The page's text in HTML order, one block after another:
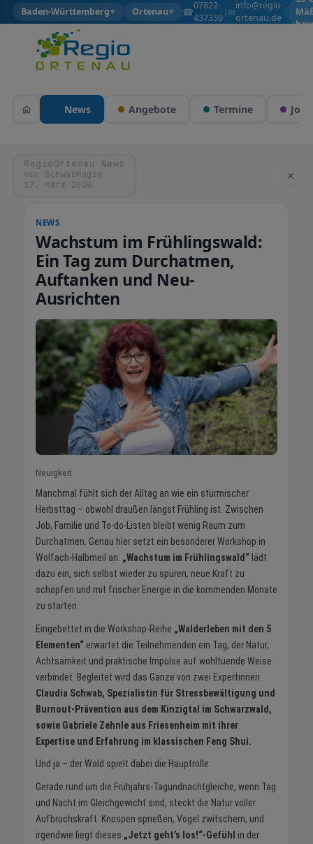
Baden-Württemberg▼ Ortenau▼ ☎07822-
437350
| ✉info@regio-
ortenau.de
|
News Angebote Termine Jobs
RegioOrtenau News
von SchwabMagie
17. März 2026
×
NEWS
Wachstum im Frühlingswald:
Ein Tag zum Durchatmen,
Auftanken und Neu-
Ausrichten
Neuigkeit
Manchmal fühlt sich der Alltag an wie ein stürmischer
Herbsttag – obwohl draußen längst Frühling ist. Zwischen
Job, Familie und To-do-Listen bleibt wenig Raum zum
Durchatmen. Genau hier setzt ein besonderer Workshop in
Wolfach-Halbmeil an: „Wachstum im Frühlingswald“ lädt
dazu ein, sich selbst wieder zu spüren, neue Kraft zu
schöpfen und mit frischer Energie in die kommenden Monate
zu starten.
Eingebettet in die Workshop-Reihe „Walderleben mit den 5
Elementen“ erwartet die Teilnehmenden ein Tag, der Natur,
Achtsamkeit und praktische Impulse auf wohltuende Weise
verbindet. Begleitet wird das Ganze von zwei Expertinnen:
Claudia Schwab, Spezialistin für Stressbewältigung und
Burnout-Prävention aus dem Kinzigtal im Schwarzwald,
sowie Gabriele Zehnle aus Friesenheim mit ihrer
Expertise und Erfahrung im klassischen Feng Shui.
Und ja – der Wald spielt dabei die Hauptrolle.
Gerade rund um die Frühjahrs-Tagundnachtgleiche, wenn Tag
und Nacht im Gleichgewicht sind, steckt die Natur voller
Aufbruchskraft. Knospen sprießen, Vögel zwitschern, und
irgendwie liegt dieses „Jetzt geht’s los!“-Gefühl in der